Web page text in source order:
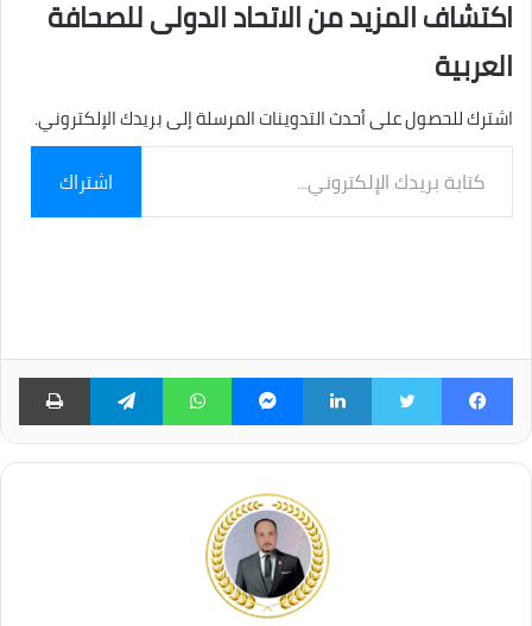
اكتشاف المزيد من الاتحاد الدولى للصحافة
العربية
اشترك للحصول على أحدث التدوينات المرسلة إلى بريدك الإلكتروني.
بريدك
الإلكتروني...
اشتراك
فيسبوك لينكدإن ماسنجر واتساب تيلقرام